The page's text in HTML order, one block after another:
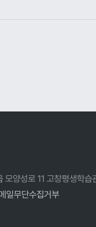
양성로 11 고창평생학습
일무단수집거부